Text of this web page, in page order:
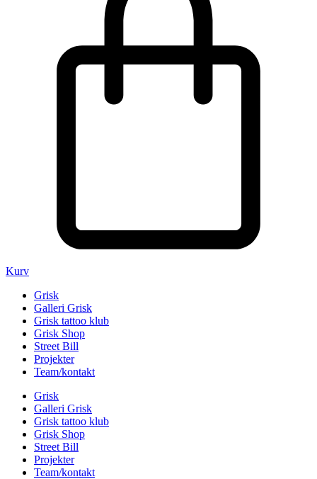
Kurv
Grisk
Galleri Grisk
Grisk tattoo klub
Grisk Shop
Street Bill
Projekter
Team/kontakt
Grisk
Galleri Grisk
Grisk tattoo klub
Grisk Shop
Street Bill
Projekter
Team/kontakt